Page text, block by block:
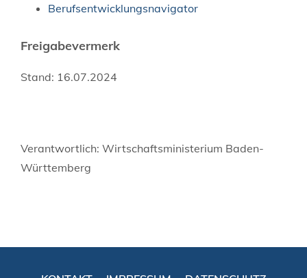
Berufsentwicklungsnavigator
Freigabevermerk
Stand: 16.07.2024
Verantwortlich: Wirtschaftsministerium Baden-
Württemberg